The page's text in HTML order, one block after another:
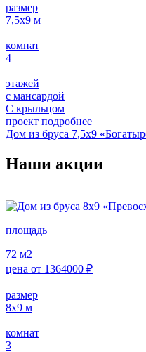
размер
7,5x9 м
комнат
4
этажей
с мансардой
С крыльцом
проект подробнее
Дом из бруса 7,5х9
Наши акции
площадь
72 м2
цена от 1364000 ₽
размер
8x9 м
комнат
3